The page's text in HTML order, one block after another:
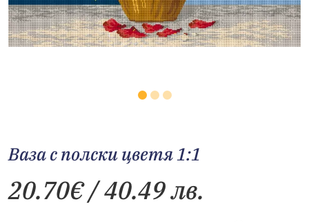
Ваза с полски цветя 1:1
20.70€/ 40.49 лв.